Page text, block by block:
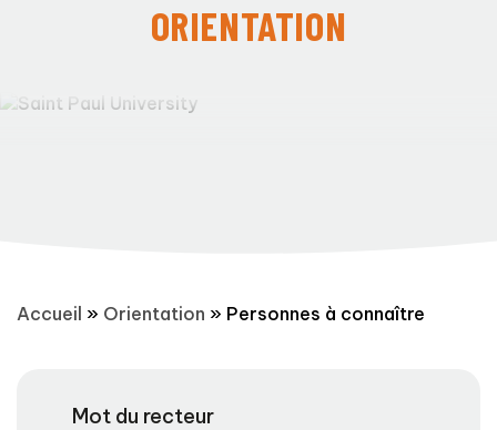
ORIENTATION
Accueil » Orientation » Personnes à connaître
Mot du recteur